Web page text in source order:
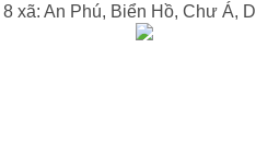
xã: An Phú, Biển Hồ, Chư Á,